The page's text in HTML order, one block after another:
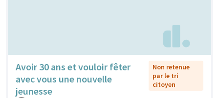
Avoir 30 ans et vouloir fêter
avec vous une nouvelle
jeunesse
Non retenue
par le tri
citoyen